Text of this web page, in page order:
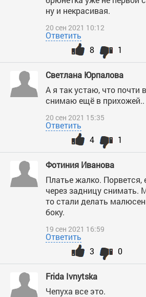
ну и некрасивая.
20 сен 2021 10:12
Ответить
1
8
Светлана Юрпалова
А я так устаю, что почти
снимаю ещё в прихожей..
20 сен 2021 15:35
Ответить
1
4
Фотиния Иванова
Платье жалко. Порвется,
через задницу снимать.
то стали делать
боку.
19 сен 2021 16:59
Ответить
0
3
Frida Ivnytska
Чепуха все это.